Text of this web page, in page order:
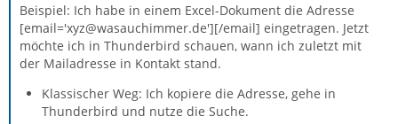
Beispiel: Ich habe in einem Excel-Dokument die Adresse
[email='xyz@wasauchimmer.de'][/email] eingetragen. Jetzt
möchte ich in Thunderbird schauen, wann ich zuletzt mit
der Mailadresse in Kontakt stand.
Klassischer Weg: Ich kopiere die Adresse, gehe in
Thunderbird und nutze die Suche.